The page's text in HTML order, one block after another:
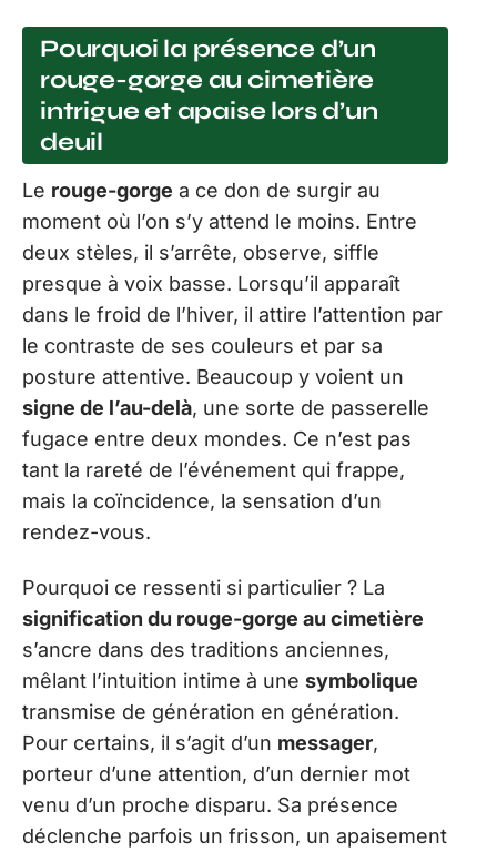
Pourquoi la présence d’un
rouge-gorge au cimetière
intrigue et apaise lors d’un
deuil
Le rouge-gorge a ce don de surgir au
moment où l’on s’y attend le moins. Entre
deux stèles, il s’arrête, observe, siffle
presque à voix basse. Lorsqu’il apparaît
dans le froid de l’hiver, il attire l’attention par
le contraste de ses couleurs et par sa
posture attentive. Beaucoup y voient un
signe de l’au-delà, une sorte de passerelle
fugace entre deux mondes. Ce n’est pas
tant la rareté de l’événement qui frappe,
mais la coïncidence, la sensation d’un
rendez-vous.
Pourquoi ce ressenti si particulier ? La
signification du rouge-gorge au cimetière
s’ancre dans des traditions anciennes,
mêlant l’intuition intime à une symbolique
transmise de génération en génération.
Pour certains, il s’agit d’un messager,
porteur d’une attention, d’un dernier mot
venu d’un proche disparu. Sa présence
déclenche parfois un frisson, un apaisement